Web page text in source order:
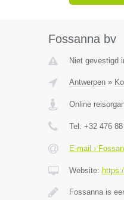
Fossanna bv
Niet gevestigd
Antwerpen»
Online
Tel: +32 476
E-mail ›
Website:
Fossanna is